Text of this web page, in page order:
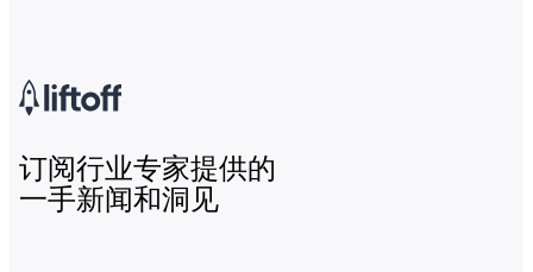
订阅行业专家提供的
一手新闻和洞见